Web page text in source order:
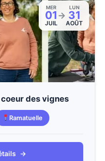
MER
01
JUIL
→
LUN
31
AOÛT
des vignes
Ramatuelle
→